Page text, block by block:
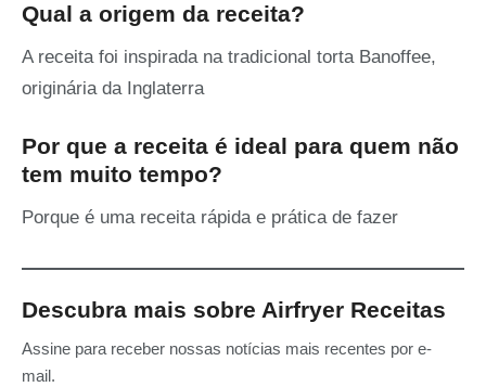
Qual a origem da receita?
A receita foi inspirada na tradicional torta Banoffee,
originária da Inglaterra
Por que a receita é ideal para quem não
tem muito tempo?
Porque é uma receita rápida e prática de fazer
Descubra mais sobre Airfryer Receitas
Assine para receber nossas notícias mais recentes por e-
mail.